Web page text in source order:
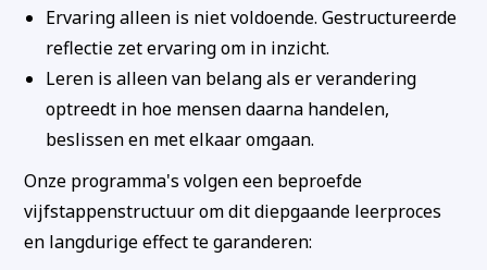
Ervaring alleen is niet voldoende. Gestructureerde
reflectie zet ervaring om in inzicht.
Leren is alleen van belang als er verandering
optreedt in hoe mensen daarna handelen,
beslissen en met elkaar omgaan.
Onze programma's volgen een beproefde
vijfstappenstructuur om dit diepgaande leerproces
en langdurige effect te garanderen: